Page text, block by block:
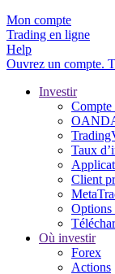
Mon compte
Trading en ligne
Help
Ouvrez un compte.
Investir
Taux
Client
Options
Où investir
Forex
Actions